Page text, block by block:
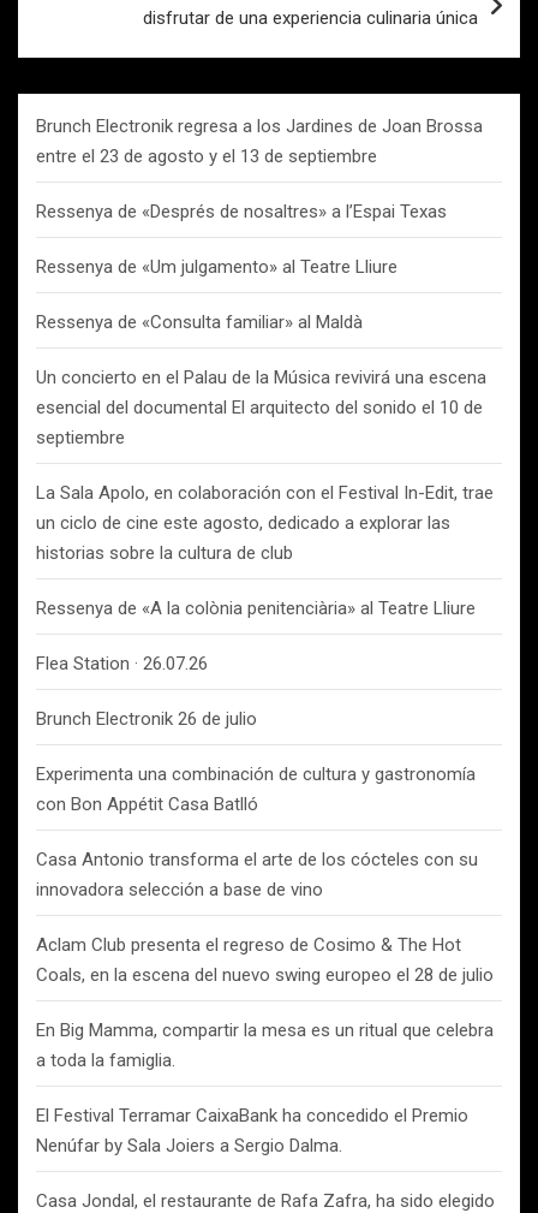
disfrutar de una experiencia culinaria única
Brunch Electronik regresa a los Jardines de Joan Brossa
entre el 23 de agosto y el 13 de septiembre
Ressenya de «Després de nosaltres» a l’Espai Texas
Ressenya de «Um julgamento» al Teatre Lliure
Ressenya de «Consulta familiar» al Maldà
Un concierto en el Palau de la Música revivirá una escena
esencial del documental El arquitecto del sonido el 10 de
septiembre
La Sala Apolo, en colaboración con el Festival In-Edit, trae
un ciclo de cine este agosto, dedicado a explorar las
historias sobre la cultura de club
Ressenya de «A la colònia penitenciària» al Teatre Lliure
Flea Station · 26.07.26
Brunch Electronik 26 de julio
Experimenta una combinación de cultura y gastronomía
con Bon Appétit Casa Batlló
Casa Antonio transforma el arte de los cócteles con su
innovadora selección a base de vino
Aclam Club presenta el regreso de Cosimo & The Hot
Coals, en la escena del nuevo swing europeo el 28 de julio
En Big Mamma, compartir la mesa es un ritual que celebra
a toda la famiglia.
El Festival Terramar CaixaBank ha concedido el Premio
Nenúfar by Sala Joiers a Sergio Dalma.
Casa Jondal, el restaurante de Rafa Zafra, ha sido elegido